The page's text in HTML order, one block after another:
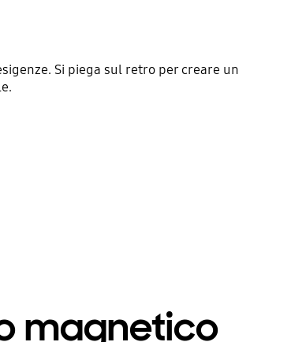
Si piega sul retro per creare un
magnetico